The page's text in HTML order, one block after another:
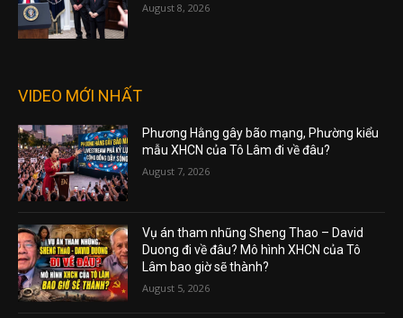
August 8, 2026
VIDEO MỚI NHẤT
Phương Hằng gây bão mạng, Phường kiểu
mẫu XHCN của Tô Lâm đi về đâu?
August 7, 2026
Vụ án tham nhũng Sheng Thao – David
Duong đi về đâu? Mô hình XHCN của Tô
Lâm bao giờ sẽ thành?
August 5, 2026